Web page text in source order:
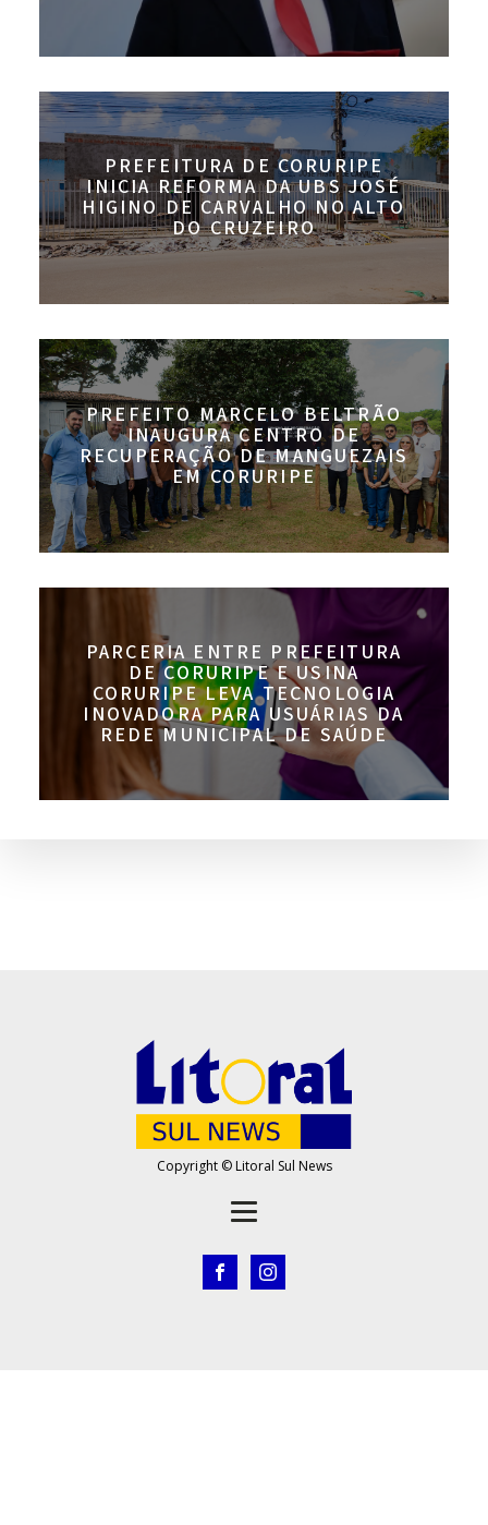
PREFEITURA DE CORURIPE
INICIA REFORMA DA UBS JOSÉ
HIGINO DE CARVALHO NO ALTO
DO CRUZEIRO
PREFEITO MARCELO BELTRÃO
INAUGURA CENTRO DE
RECUPERAÇÃO DE MANGUEZAIS
EM CORURIPE
PARCERIA ENTRE PREFEITURA
DE CORURIPE E USINA
CORURIPE LEVA TECNOLOGIA
INOVADORA PARA USUÁRIAS DA
REDE MUNICIPAL DE SAÚDE
Copyright © Litoral Sul News